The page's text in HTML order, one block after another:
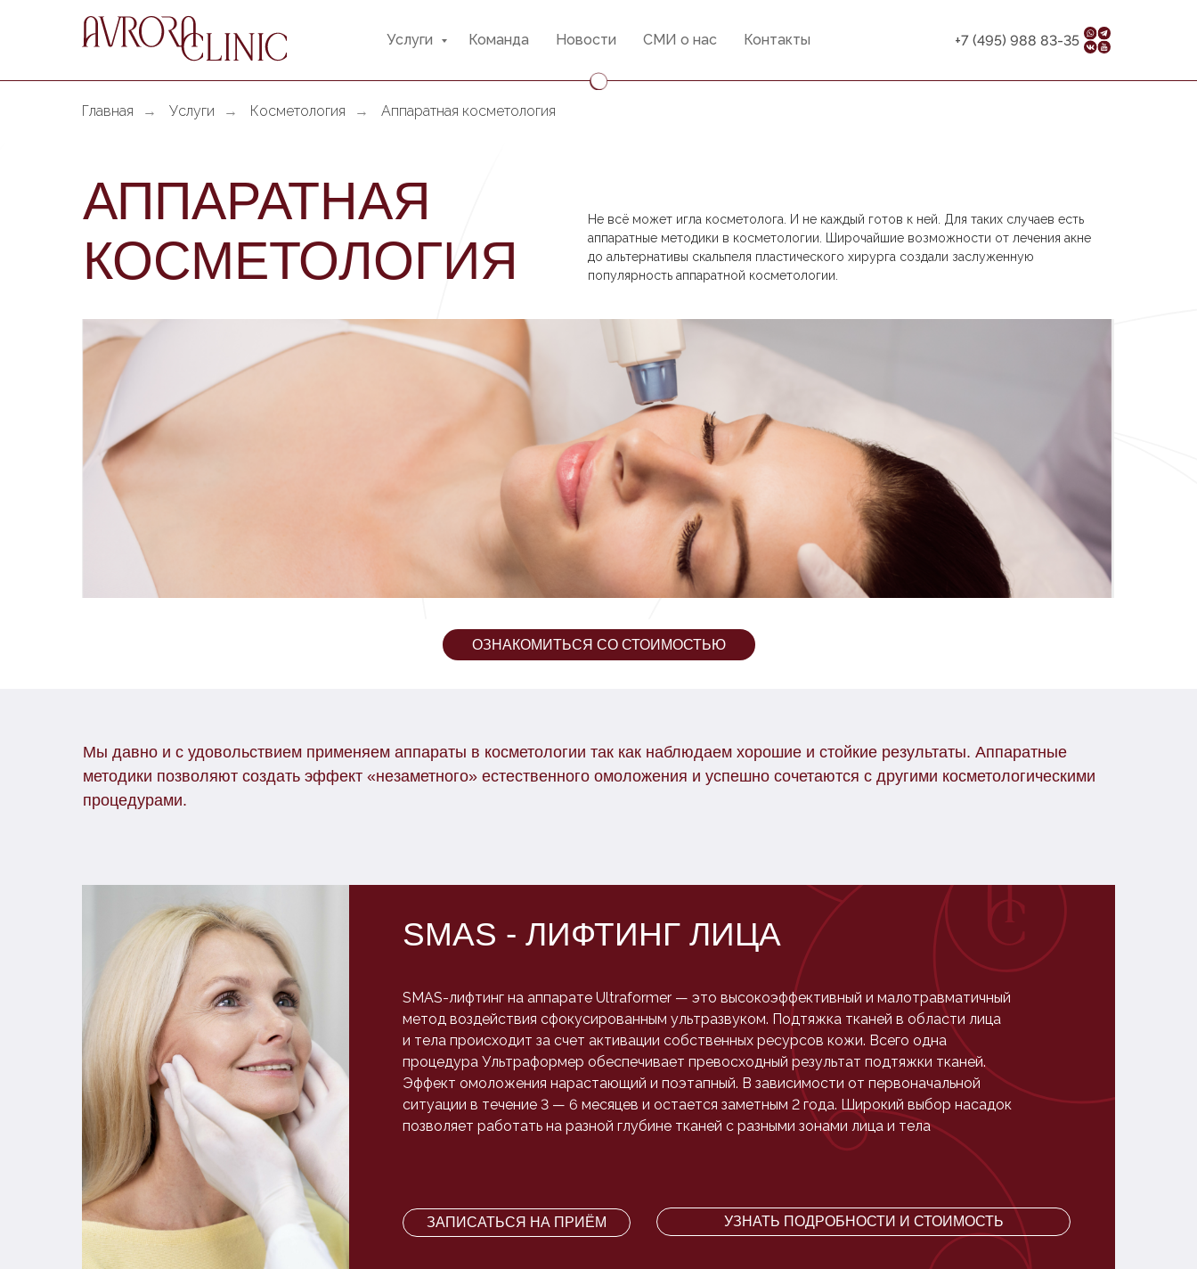
Услуги Команда Новости СМИ о нас Контакты +7 (495) 988 83-35
Главная → Услуги → Косметология → Аппаратная косметология
Не всё может игла косметолога. И не каждый готов к ней. Для таких случаев есть
аппаратные методики в косметологии. Широчайшие возможности от лечения акне
до альтернативы скальпеля пластического хирурга создали заслуженную
популярность аппаратной косметологии.
АППАРАТНАЯ
КОСМЕТОЛОГИЯ
ОЗНАКОМИТЬСЯ СО СТОИМОСТЬЮ
Мы давно и с удовольствием применяем аппараты в косметологии так как наблюдаем хорошие и стойкие результаты. Аппаратные
методики позволяют создать эффект «незаметного» естественного омоложения и успешно сочетаются с другими косметологическими
процедурами.
SMAS-лифтинг на аппарате Ultraformer — это высокоэффективный и малотравматичный
метод воздействия сфокусированным ультразвуком. Подтяжка тканей в области лица
и тела происходит за счет активации собственных ресурсов кожи. Всего одна
процедура Ультраформер обеспечивает превосходный результат подтяжки тканей.
Эффект омоложения нарастающий и поэтапный. В зависимости от первоначальной
ситуации в течение 3 — 6 месяцев и остается заметным 2 года. Широкий выбор насадок
позволяет работать на разной глубине тканей с разными зонами лица и тела
SMAS - ЛИФТИНГ ЛИЦА
ЗАПИСАТЬСЯ НА ПРИЁМ УЗНАТЬ ПОДРОБНОСТИ И СТОИМОСТЬ